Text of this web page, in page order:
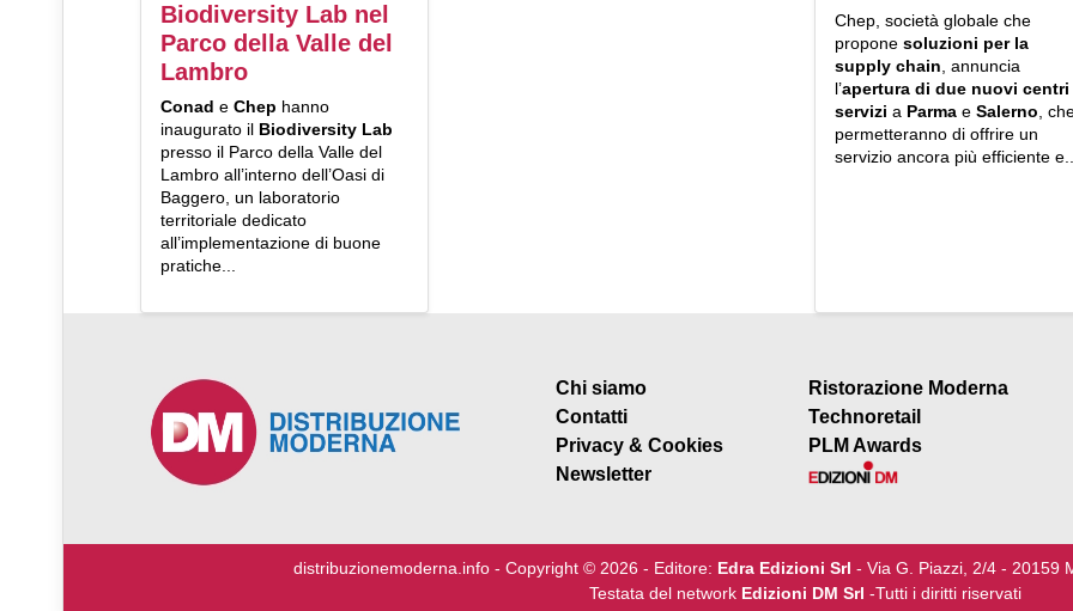
Biodiversity Lab nel
Parco della Valle del
Lambro
Conad e Chep hanno
inaugurato il Biodiversity Lab
presso il Parco della Valle del
Lambro all’interno dell’Oasi di
Baggero, un laboratorio
territoriale dedicato
all’implementazione di buone
pratiche...
Chep, società globale che
propone soluzioni per la
supply chain , annuncia
l’apertura di due nuovi centri
servizi a Parmae Salerno ,
permetteranno di offrire un
servizio ancora più efficiente
Chi siamo
Contatti
Privacy & Cookies
Newsletter
Ristorazione Moderna
Technoretail
PLM Awards
distribuzionemoderna.info - Copyright © 2026 - Editore: Edra Edizioni Srl - Via G. Piazzi, 2/4 - 20159
Testata del network Edizioni DM Srl -Tutti i diritti riservati